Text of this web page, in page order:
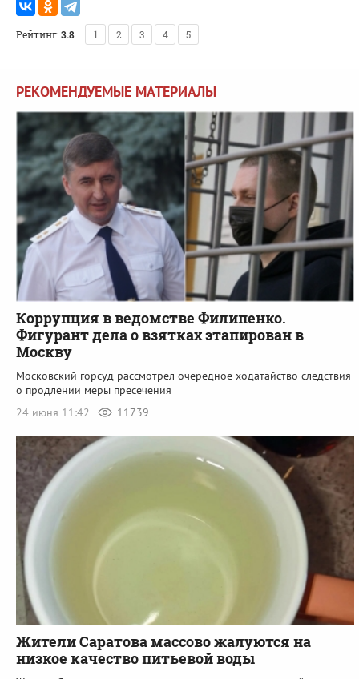
Рейтинг:3.8 1 2 3 4 5
РЕКОМЕНДУЕМЫЕ МАТЕРИАЛЫ
Коррупция в ведомстве Филипенко.
Фигурант дела о взятках этапирован в
Москву
Московский горсуд рассмотрел очередное ходатайство следствия
о продлении меры пресечения
24 июня 11:42
11739
Жители Саратова массово жалуются на
низкое качество питьевой воды